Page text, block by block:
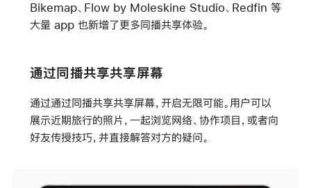
Bikemap、Flow by Moleskine Studio、Redfin 等
大量 app 也新增了更多同播共享体验。
通过同播共享共享屏幕
通过通过同播共享共享屏幕，开启无限可能。用户可以
展示近期旅行的照片，一起浏览网络、协作项目，或者向
好友传授技巧，并直接解答对方的疑问。